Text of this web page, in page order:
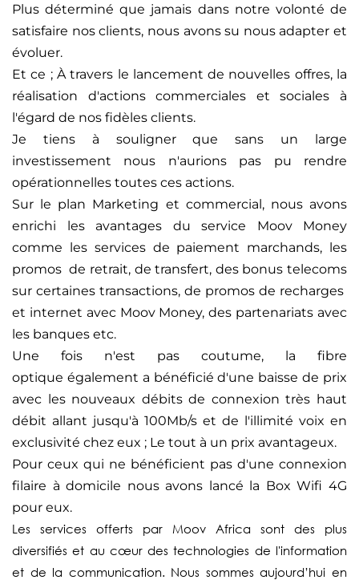
Plus déterminé que jamais dans notre volonté de
satisfaire nos clients, nous avons su nous adapter et
évoluer.
Et ce ; À travers le lancement de nouvelles offres, la
réalisation d'actions commerciales et sociales à
l'égard de nos fidèles clients.
Je tiens à souligner que sans un large
investissement nous n'aurions pas pu rendre
opérationnelles toutes ces actions.
Sur le plan Marketing et commercial, nous avons
enrichi les avantages du service Moov Money
comme les services de paiement marchands, les
promos de retrait, de transfert, des bonus telecoms
sur certaines transactions, de promos de recharges
et internet avec Moov Money, des partenariats avec
les banques etc.
Une fois n'est pas coutume, la fibre
optique également a bénéficié d'une baisse de prix
avec les nouveaux débits de connexion très haut
débit allant jusqu'à 100Mb/s et de l'illimité voix en
exclusivité chez eux ; Le tout à un prix avantageux.
Pour ceux qui ne bénéficient pas d'une connexion
filaire à domicile nous avons lancé la Box Wifi 4G
pour eux.
Les services offerts par Moov Africa sont des plus
diversifiés et au cœur des technologies de l'information
et de la communication. Nous sommes aujourd’hui en